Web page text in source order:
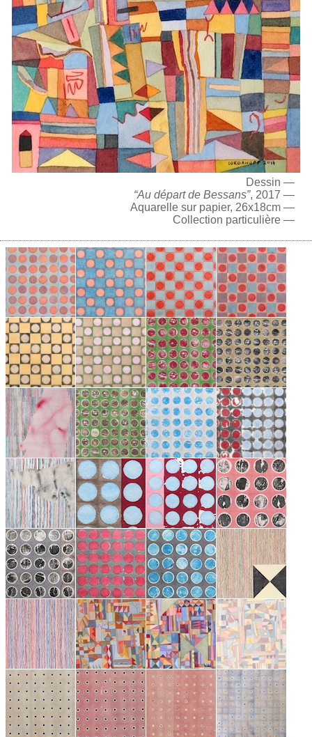
Dessin —
“Au départ de Bessans”, 2017 —
Aquarelle sur papier, 26x18cm —
Collection particulière —